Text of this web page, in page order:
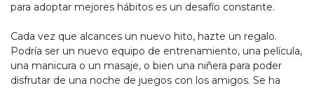
para adoptar mejores hábitos es un desafío constante.
Cada vez que alcances un nuevo hito, hazte un regalo.
Podría ser un nuevo equipo de entrenamiento, una película,
una manicura o un masaje, o bien una niñera para poder
disfrutar de una noche de juegos con los amigos. Se ha